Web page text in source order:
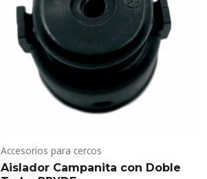
Accesorios para cercos
Aislador Campanita con Doble